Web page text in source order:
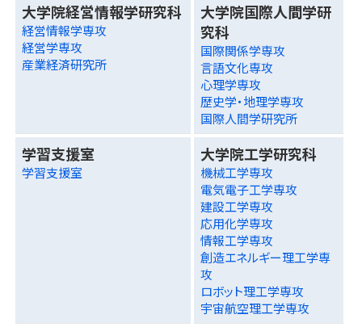
大学院経営情報学研究科
経営情報学専攻
経営学専攻
産業経済研究所
大学院国際人間学研
究科
国際関係学専攻
言語文化専攻
心理学専攻
歴史学・地理学専攻
国際人間学研究所
学習支援室
学習支援室
大学院工学研究科
機械工学専攻
電気電子工学専攻
建設工学専攻
応用化学専攻
情報工学専攻
創造エネルギー理工学専
攻
ロボット理工学専攻
宇宙航空理工学専攻